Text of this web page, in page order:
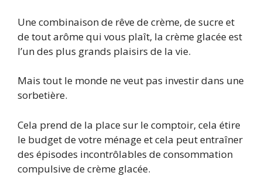
Une combinaison de rêve de crème, de sucre et
de tout arôme qui vous plaît, la crème glacée est
l’un des plus grands plaisirs de la vie.
Mais tout le monde ne veut pas investir dans une
sorbetière.
Cela prend de la place sur le comptoir, cela étire
le budget de votre ménage et cela peut entraîner
des épisodes incontrôlables de consommation
compulsive de crème glacée.